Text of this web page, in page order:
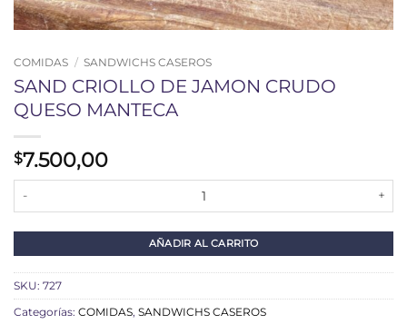
COMIDAS / SANDWICHS CASEROS
SAND CRIOLLO DE JAMON CRUDO
QUESO MANTECA
$7.500,00
AÑADIR AL CARRITO
SKU: 727
Categorías: COMIDAS, SANDWICHS CASEROS